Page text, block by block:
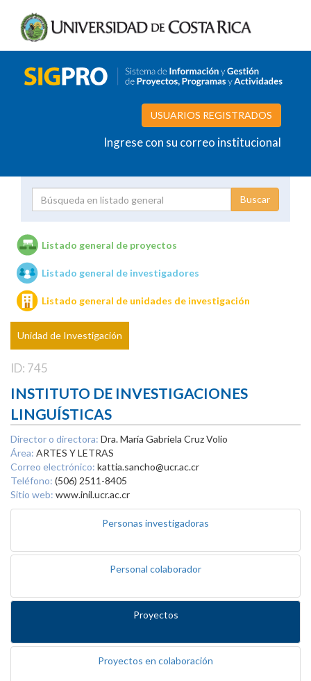
USUARIOS REGISTRADOS
Ingrese con su correo institucional
Unidades de investigación
Listado general de proyectos
Listado general de investigadores
Listado general de unidades de investigación
Unidad de Investigación
ID: 745
INSTITUTO DE INVESTIGACIONES
LINGUÍSTICAS
Director o directora: Dra. María Gabriela Cruz Volio
Área: ARTES Y LETRAS
Correo electrónico: kattia.sancho@ucr.ac.cr
Teléfono: (506) 2511-8405
Sitio web: www.inil.ucr.ac.cr
Personas investigadoras
Personal colaborador
Proyectos
Proyectos en colaboración